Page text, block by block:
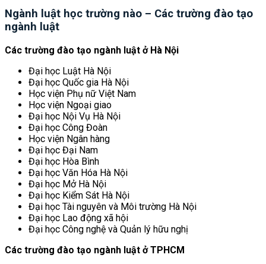
Ngành luật học trường nào – Các trường đào tạo
ngành luật
Các trường đào tạo ngành luật ở Hà Nội
Đại học Luật Hà Nội
Đại học Quốc gia Hà Nội
Học viện Phụ nữ Việt Nam
Học viện Ngoại giao
Đại học Nội Vụ Hà Nội
Đại học Công Đoàn
Học viện Ngân hàng
Đại học Đại Nam
Đại học Hòa Bình
Đại học Văn Hóa Hà Nội
Đại học Mở Hà Nội
Đại học Kiểm Sát Hà Nội
Đại học Tài nguyên và Môi trường Hà Nội
Đại học Lao động xã hội
Đại học Công nghệ và Quản lý hữu nghị
Các trường đào tạo ngành luật ở TPHCM